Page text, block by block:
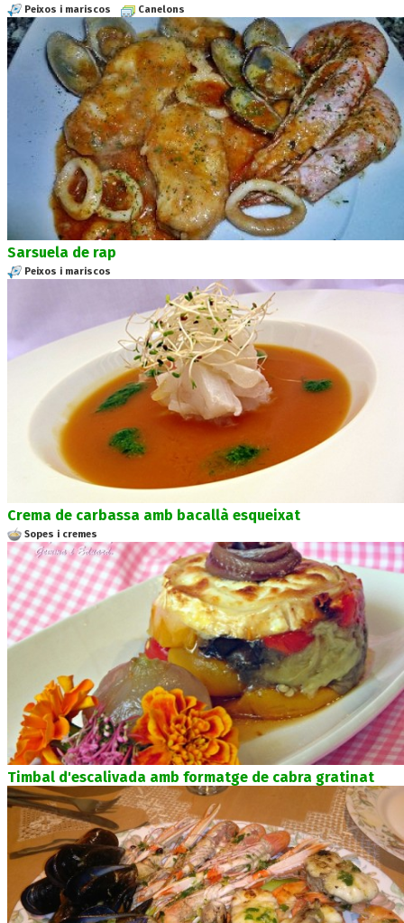
Peixos i mariscos Canelons
Sarsuela de rap
Peixos i mariscos
Crema de carbassa amb bacallà esqueixat
Sopes i cremes
Timbal d'escalivada amb formatge de cabra gratinat